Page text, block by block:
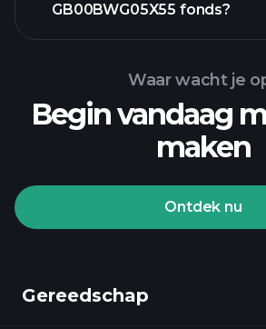
GB00BWG05X55 fonds
GB00BWG05X55 fonds?
Waar wacht je
Begin vandaag
maken
Ontdek nu
Gereedschap